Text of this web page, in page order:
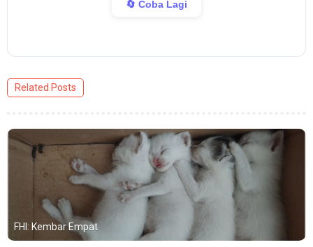
🔄 Coba Lagi
Related Posts
FHI: Kembar Empat